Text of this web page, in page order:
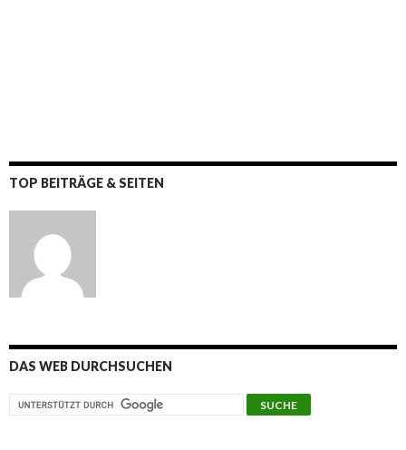
TOP BEITRÄGE & SEITEN
DAS WEB DURCHSUCHEN